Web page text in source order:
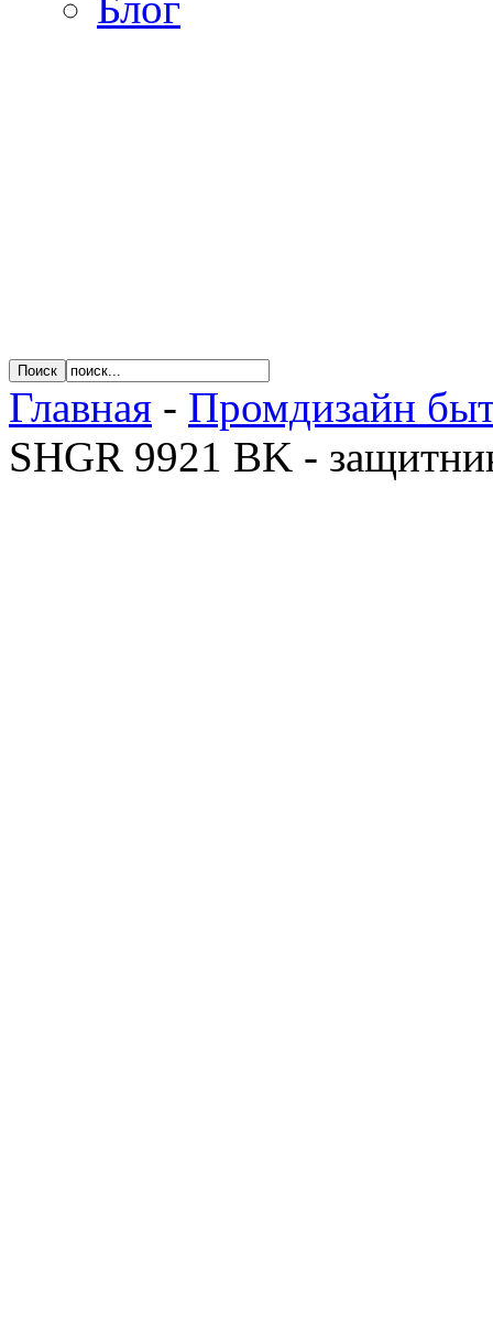
Главная - Промдизайн
SHGR 9921 BK -